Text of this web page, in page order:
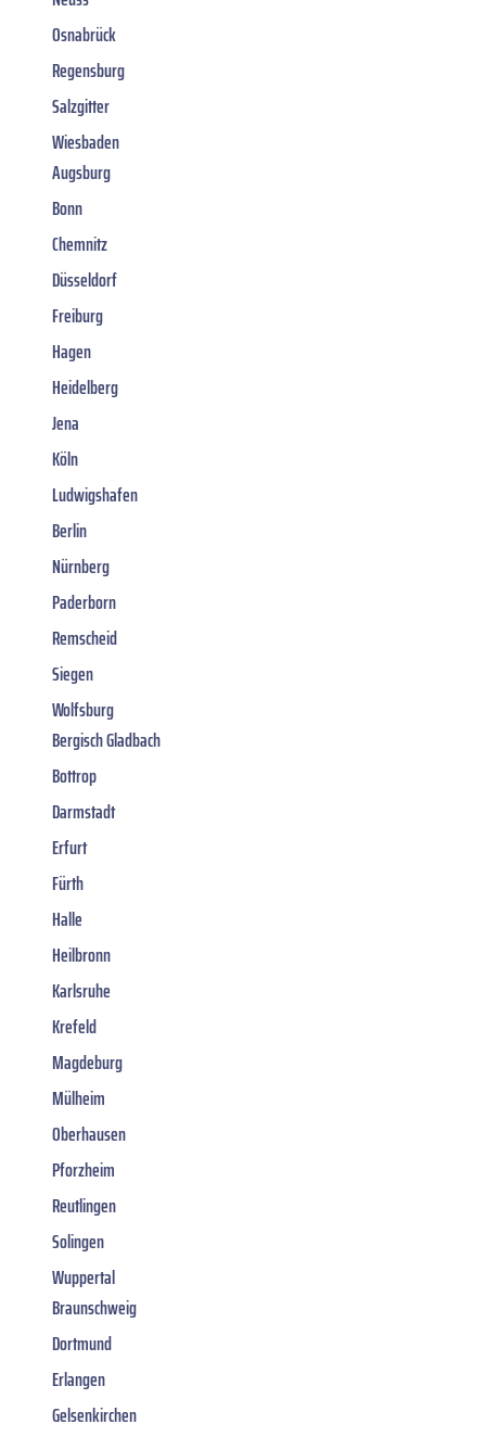
Osnabrück
Regensburg
Salzgitter
Wiesbaden
Augsburg
Bonn
Chemnitz
Düsseldorf
Freiburg
Hagen
Heidelberg
Jena
Köln
Ludwigshafen
Berlin
Nürnberg
Paderborn
Remscheid
Siegen
Wolfsburg
Bergisch Gladbach
Bottrop
Darmstadt
Erfurt
Fürth
Halle
Heilbronn
Karlsruhe
Krefeld
Magdeburg
Mülheim
Oberhausen
Pforzheim
Reutlingen
Solingen
Wuppertal
Braunschweig
Dortmund
Erlangen
Gelsenkirchen